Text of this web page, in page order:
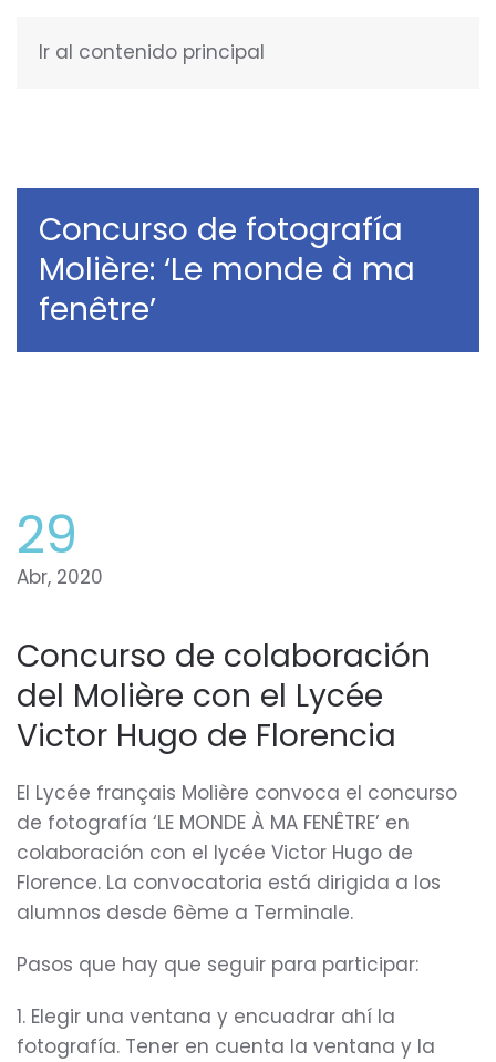
Ir al contenido principal
Concurso de fotografía
Molière: ‘Le monde à ma
fenêtre’
29
Abr, 2020
Concurso de colaboración
del Molière con el Lycée
Victor Hugo de Florencia
El Lycée français Molière convoca el concurso
de fotografía ‘LE MONDE À MA FENÊTRE’ en
colaboración con el lycée Victor Hugo de
Florence. La convocatoria está dirigida a los
alumnos desde 6ème a Terminale.
Pasos que hay que seguir para participar:
1. Elegir una ventana y encuadrar ahí la
fotografía. Tener en cuenta la ventana y la